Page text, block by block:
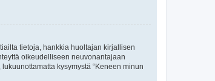
tietoja, hankkia huoltajan kirjallisen
oikeudelliseen neuvonantajaan
kysymystä “Keneen minun